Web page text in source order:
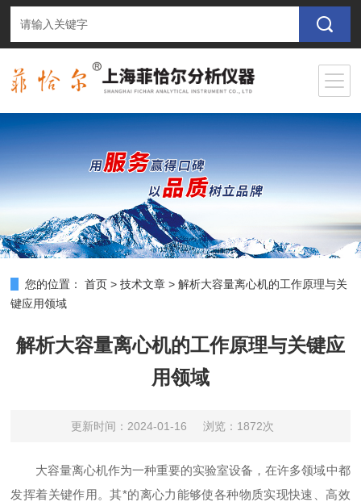
您的位置： 首页 >技术文章 >解析大容量离心机的工作原理与关
键应用领域
解析大容量离心机的工作原理与关键应
用领域
更新时间：2024-01-16 浏览：1872次
大容量离心机作为一种重要的实验室设备，在许多领域中都
发挥着关键作用。其*的离心力能够使各种物质实现快速、高效